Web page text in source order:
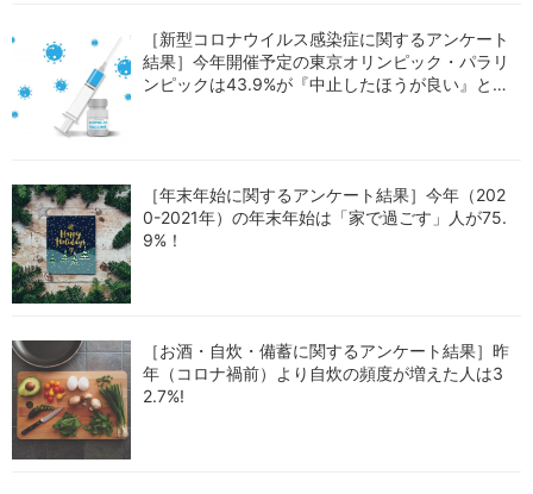
［新型コロナウイルス感染症に関するアンケート
結果］今年開催予定の東京オリンピック・パラリ
ンピックは43.9%が『中止したほうが良い』と回
［年末年始に関するアンケート結果］今年（202
0-2021年）の年末年始は「家で過ごす」人が75.
9%！
［お酒・自炊・備蓄に関するアンケート結果］昨
年（コロナ禍前）より自炊の頻度が増えた人は3
2.7%!